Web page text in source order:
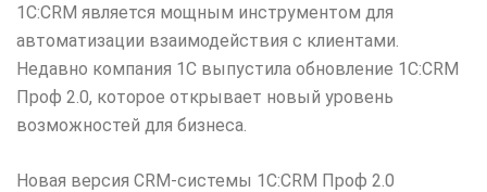
1C:CRM является мощным инструментом для
автоматизации взаимодействия с клиентами.
Недавно компания 1С выпустила обновление 1C:CRM
Проф 2.0, которое открывает новый уровень
возможностей для бизнеса.
Новая версия CRM-системы 1C:CRM Проф 2.0